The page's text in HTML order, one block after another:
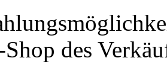
des